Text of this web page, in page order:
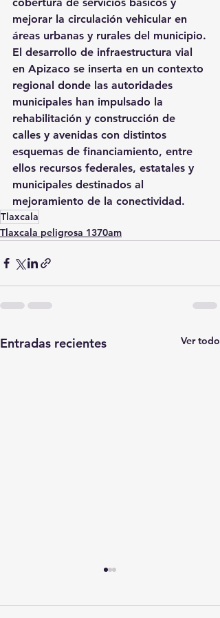
mejorar la circulación vehicular en
áreas urbanas y rurales del municipio.
El desarrollo de infraestructura vial
en Apizaco se inserta en un contexto
regional donde las autoridades
municipales han impulsado la
rehabilitación y construcción de
calles y avenidas con distintos
esquemas de financiamiento, entre
ellos recursos federales, estatales y
municipales destinados al
mejoramiento de la conectividad.
Tlaxcala
Tlaxcala peligrosa 1370am
Entradas recientes Ver todo